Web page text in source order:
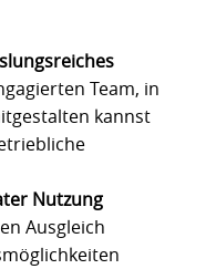
Team, in
kannst
Nutzung
Ausgleich